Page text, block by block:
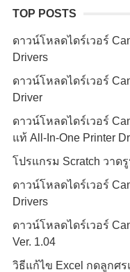
TOP POSTS
ดาวน์โหลดไดร์เวอร์
Drivers
ดาวน์โหลดไดร์เวอร์
Driver
ดาวน์โหลดไดร์เวอร์
แท้ All-In-One Printer
โปรแกรม Scratch วาด
ดาวน์โหลดไดร์เวอร์
Drivers
ดาวน์โหลดไดร์เวอร์
Ver. 1.04
วิธีแก้ไข Excel กดลูกศร